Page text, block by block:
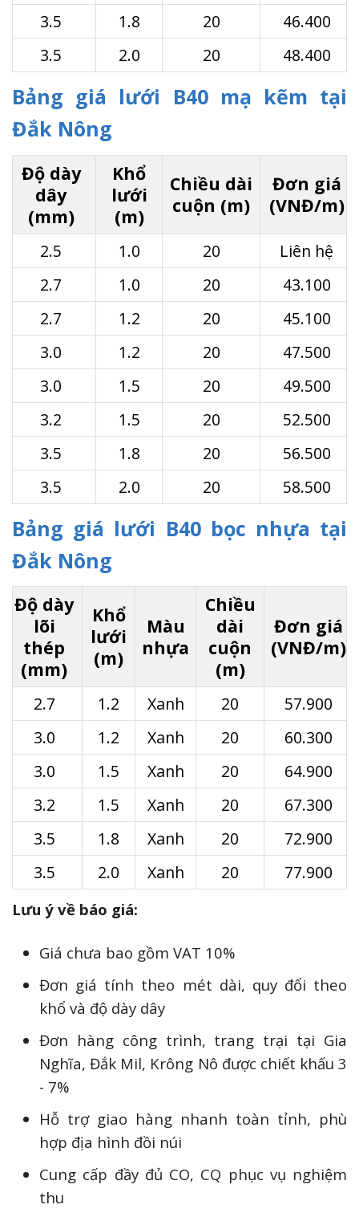
3.5
1.8 20
46.400
3.5
2.0 20 48.400
Bảng giá lưới B40 mạ kẽm tại
Đắk Nông
Độ dày
dây
(mm)
Khổ
lưới
(m)
Chiều dài
cuộn (m)
Đơn giá
(VNĐ/m)
2.5 1.0 20
Liên hệ
2.7
1.0 20
43.100
2.7
1.2 20
45.100
3.0
1.2 20
47.500
3.0
1.5 20
49.500
3.2
1.5 20
52.500
3.5
1.8 20
56.500
3.5
2.0 20 58.500
Bảng giá lưới B40 bọc nhựa tại
Đắk Nông
Độ dày
lõi
thép
(mm)
Khổ
lưới
(m)
Màu
nhựa
Chiều
dài
cuộn
(m)
Đơn giá
(VNĐ/m)
2.7 1.2 Xanh 20
57.900
3.0
1.2 Xanh 20
60.300
3.0
1.5 Xanh 20
64.900
3.2
1.5 Xanh 20
67.300
3.5
1.8 Xanh 20
72.900
3.5
2.0 Xanh 20 77.900
Lưu ý về báo giá:
Giá chưa bao gồm VAT 10%
Đơn giá tính theo mét dài, quy đổi theo
khổ và độ dày dây
Đơn hàng công trình, trang trại tại Gia
Nghĩa, Đắk Mil, Krông Nô được chiết khấu 3
- 7%
Hỗ trợ giao hàng nhanh toàn tỉnh, phù
hợp địa hình đồi núi
Cung cấp đầy đủ CO, CQ phục vụ nghiệm
thu